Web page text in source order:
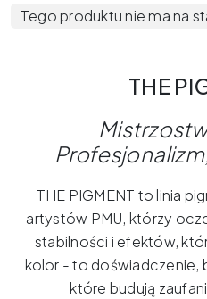
Tego produktu nie ma na
THE
Profesjonalizm
THE PIGMENT to linia
artystów PMU, którzy
stabilności i efektów,
kolor - to doświadczenie,
które budują